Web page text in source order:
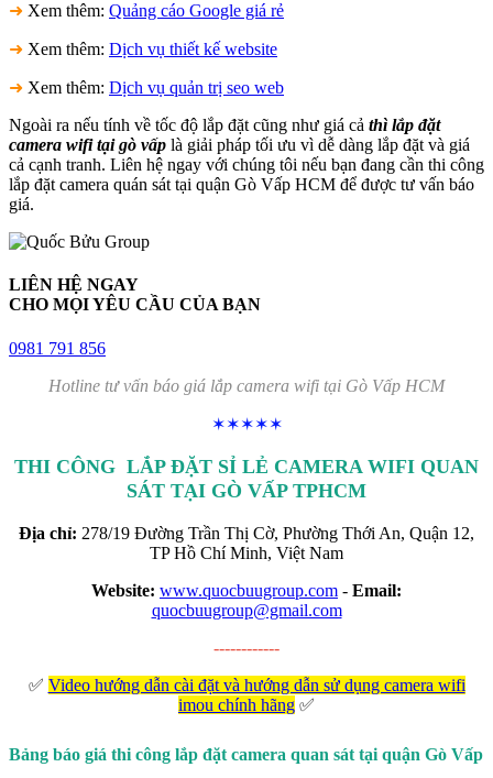
➜ Xem thêm: Quảng cáo Google giá rẻ
➜ Xem thêm: Dịch vụ thiết kế website
➜ Xem thêm: Dịch vụ quản trị seo web
Ngoài ra nếu tính về tốc độ lắp đặt cũng như giá cả thì lắp đặt
camera wifi tại gò vấp là giải pháp tối ưu vì dễ dàng lắp đặt và giá
cả cạnh tranh. Liên hệ ngay với chúng tôi nếu bạn đang cần thi công
lắp đặt camera quán sát tại quận Gò Vấp HCM để được tư vấn báo
giá.
LIÊN HỆ NGAY
CHO MỌI YÊU CẦU CỦA BẠN
0981 791 856
Hotline tư vấn báo giá lắp camera wifi tại Gò Vấp HCM
✶✶✶✶✶
THI CÔNG LẮP ĐẶT SỈ LẺ CAMERA WIFI QUAN
SÁT TẠI GÒ VẤP TPHCM
Địa chỉ: 278/19 Đường Trần Thị Cờ, Phường Thới An, Quận 12,
TP Hồ Chí Minh, Việt Nam
Website: www.quocbuugroup.com - Email:
quocbuugroup@gmail.com
------------
✅ Video hướng dẫn cài đặt và hướng dẫn sử dụng camera wifi
imou chính hãng ✅
Bảng báo giá thi công lắp đặt camera quan sát tại quận Gò Vấp